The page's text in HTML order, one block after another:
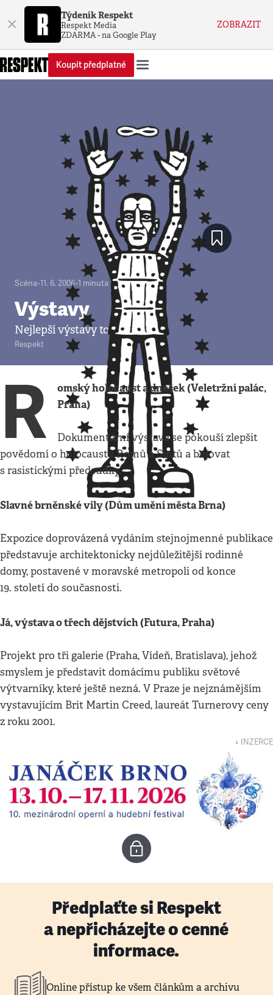
× Týdeník Respekt
Respekt Media
ZDARMA - na Google Play
ZOBRAZIT
Koupit předplatné
Scéna•11. 6. 2006•1 minuta
Výstavy
Nejlepší výstavy tohoto týdne.
Respekt
R
omský holocaust a dnešek (Veletržní palác,
Praha)
Dokumentární výstava se pokouší zlepšit
povědomí o holocaustu Romů a Sintů a bojovat
s rasistickými předsudky.
Slavné brněnské vily (Dům umění města Brna)
Expozice doprovázená vydáním stejnojmenné publikace
představuje architektonicky nejdůležitější rodinné
domy, postavené v moravské metropoli od konce
19. století do současnosti.
Já, výstava o třech dějstvích (Futura, Praha)
Projekt pro tři galerie (Praha, Vídeň, Bratislava), jehož
smyslem je představit domácímu publiku světové
výtvarníky, které ještě nezná. V Praze je nejznámějším
vystavujícím Brit Martin Creed, laureát Turnerovy ceny
z roku 2001.
↓ INZERCE
Předplaťte si Respekt
a nepřicházejte o cenné
informace.
Online přístup ke všem článkům a archivu